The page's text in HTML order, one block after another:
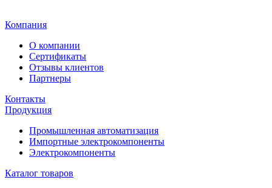
Компания
О компании
Сертификаты
Отзывы клиентов
Партнеры
Контакты
Продукция
Промышленная автоматизация
Импортные электрокомпоненты
Электрокомпоненты
Каталог товаров